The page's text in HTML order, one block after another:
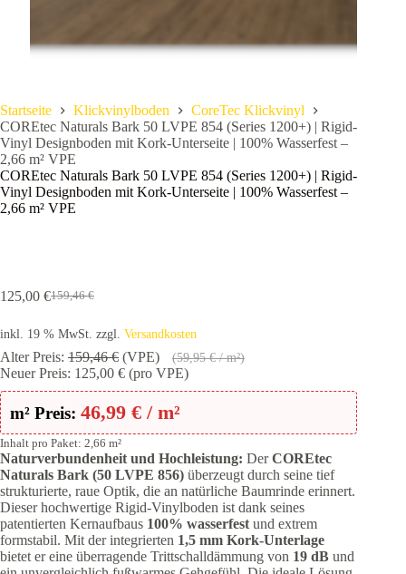
Startseite Klickvinylboden
CoreTec Klickvinyl
COREtec Naturals Bark 50 LVPE 854 (Series 1200+) | Rigid-
Vinyl Designboden mit Kork-Unterseite | 100% Wasserfest –
2,66 m² VPE
COREtec Naturals Bark 50 LVPE 854 (Series 1200+) | Rigid-
Vinyl Designboden mit Kork-Unterseite | 100% Wasserfest –
2,66 m² VPE
159,46€
Ursprünglicher
war:
159,46 €
125,00 €Aktueller
ist:
125,00 €.
inkl. 19 % MwSt. zzgl. Versandkosten
Alter Preis: 159,46€ (VPE) (59,95€/ m²)
Neuer Preis: 125,00 € (pro VPE)
m² Preis: 46,99 € / m²
Inhalt pro Paket: 2,66 m²
Naturverbundenheit und Hochleistung: DerCOREtec
Naturals Bark (50 LVPE 856) überzeugt durch seine tief
strukturierte, raue Optik, die an natürliche Baumrinde erinnert.
Dieser hochwertige Rigid-Vinylboden ist dank seines
patentierten Kernaufbaus 100% wasserfest und extrem
formstabil. Mit der integrierten 1,5 mm Kork-Unterlage
bietet er eine überragende Trittschalldämmung von 19 dB und